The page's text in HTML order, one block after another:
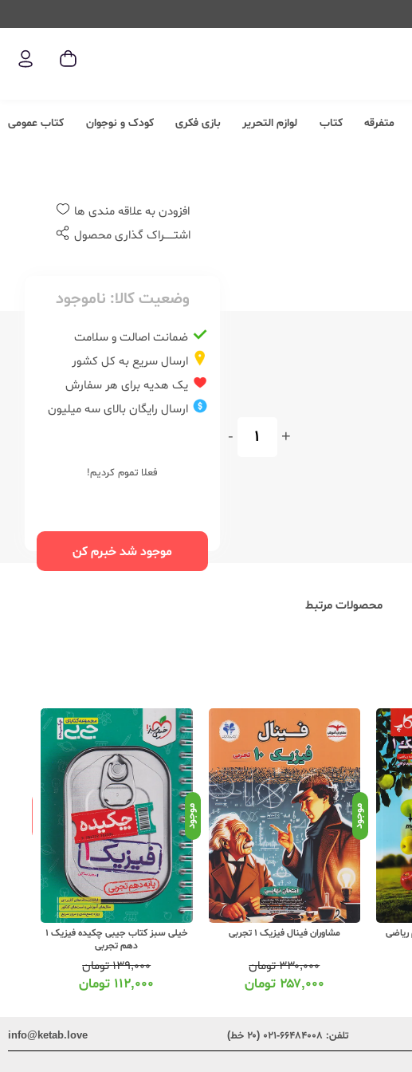
متفرقه کتاب لوازم التحریر بازی فکری کودک و نوجوان کتاب عمومی
+
-
افزودن به علاقه مندی ها
اشتــــــراک گذاری محصول
وضعیت کالا: ناموجود
ضمانت اصالت و سلامت
ارسال سریع به کل کشور
یک هدیه برای هر سفارش
ارسال رایگان بالای سه میلیون
فعلا تموم کردیم!
موجود شد خبرم کن
محصولات مرتبط
موجود
مشاوران فینال فیزیک 1 تجربی
۳۳۰,۰۰۰تومان
۲۵۷,۰۰۰ تومان
موجود
خیلی سبز کتاب جیبی چکیده فیزیک 1
دهم تجربی
۱۳۹,۰۰۰تومان
۱۱۲,۰۰۰ تومان
تلفن: ۶۶۴۸۴۰۰۸-۰۲۱ (۲۰ خط) info@ketab.love